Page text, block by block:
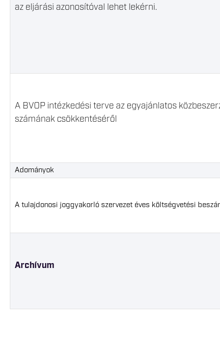
az eljárási azonosítóval lehet lekérni.
A BVOP intézkedési terve az egyajánlatos
számának csökkentéséről
Adományok
A tulajdonosi joggyakorló szervezet éves költségvetési
Archívum